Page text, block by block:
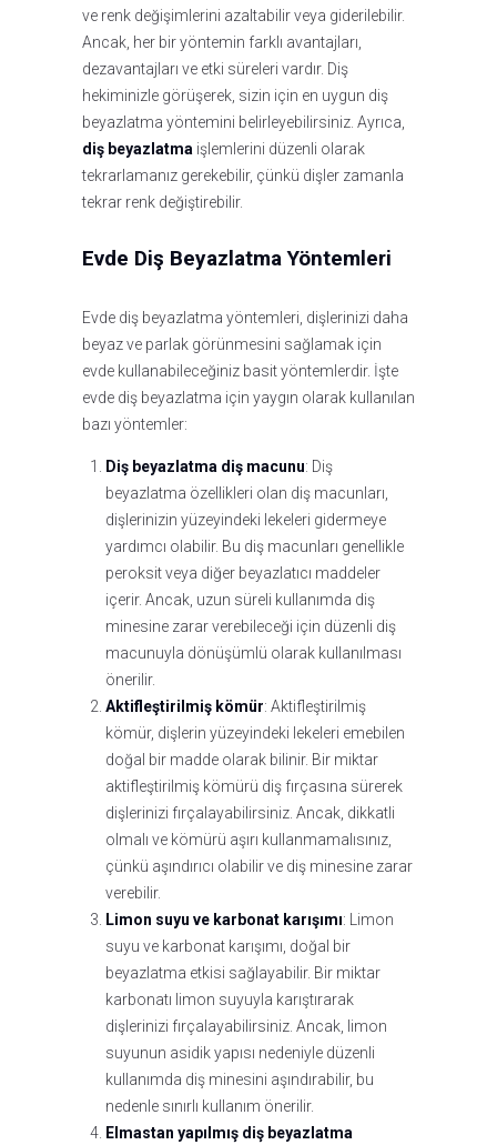
ve renk değişimlerini azaltabilir veya giderilebilir.
Ancak, her bir yöntemin farklı avantajları,
dezavantajları ve etki süreleri vardır. Diş
hekiminizle görüşerek, sizin için en uygun diş
beyazlatma yöntemini belirleyebilirsiniz. Ayrıca,
diş beyazlatma işlemlerini düzenli olarak
tekrarlamanız gerekebilir, çünkü dişler zamanla
tekrar renk değiştirebilir.
Evde Diş Beyazlatma Yöntemleri
Evde diş beyazlatma yöntemleri, dişlerinizi daha
beyaz ve parlak görünmesini sağlamak için
evde kullanabileceğiniz basit yöntemlerdir. İşte
evde diş beyazlatma için yaygın olarak kullanılan
bazı yöntemler:
Diş beyazlatma diş macunu: Diş
beyazlatma özellikleri olan diş macunları,
dişlerinizin yüzeyindeki lekeleri gidermeye
yardımcı olabilir. Bu diş macunları genellikle
peroksit veya diğer beyazlatıcı maddeler
içerir. Ancak, uzun süreli kullanımda diş
minesine zarar verebileceği için düzenli diş
macunuyla dönüşümlü olarak kullanılması
önerilir.
Aktifleştirilmiş kömür: Aktifleştirilmiş
kömür, dişlerin yüzeyindeki lekeleri emebilen
doğal bir madde olarak bilinir. Bir miktar
aktifleştirilmiş kömürü diş fırçasına sürerek
dişlerinizi fırçalayabilirsiniz. Ancak, dikkatli
olmalı ve kömürü aşırı kullanmamalısınız,
çünkü aşındırıcı olabilir ve diş minesine zarar
verebilir.
Limon suyu ve karbonat karışımı: Limon
suyu ve karbonat karışımı, doğal bir
beyazlatma etkisi sağlayabilir. Bir miktar
karbonatı limon suyuyla karıştırarak
dişlerinizi fırçalayabilirsiniz. Ancak, limon
suyunun asidik yapısı nedeniyle düzenli
kullanımda diş minesini aşındırabilir, bu
nedenle sınırlı kullanım önerilir.
Elmastan yapılmış diş beyazlatma